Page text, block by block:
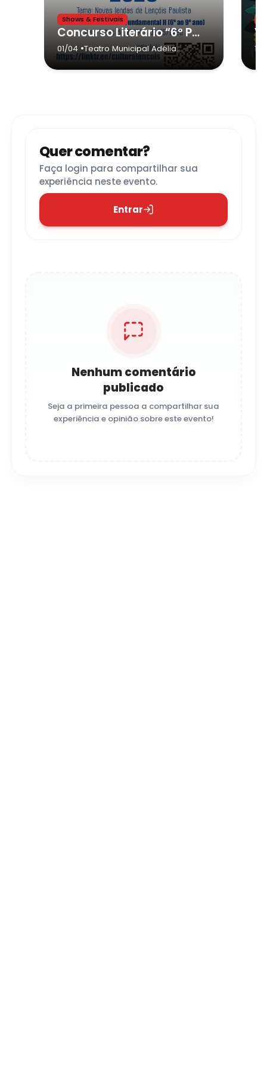
Shows & Festivais
Concurso Literário “6º Prêmio FILLP 2026”
01/04 •Teatro Municipal Adélia
Lorenzetti
- Lençóis Paulista
Quer comentar?
Faça login para compartilhar sua
experiência neste evento.
Entrar
Nenhum comentário
publicado
Seja a primeira pessoa a compartilhar sua
experiência e opinião sobre este evento!